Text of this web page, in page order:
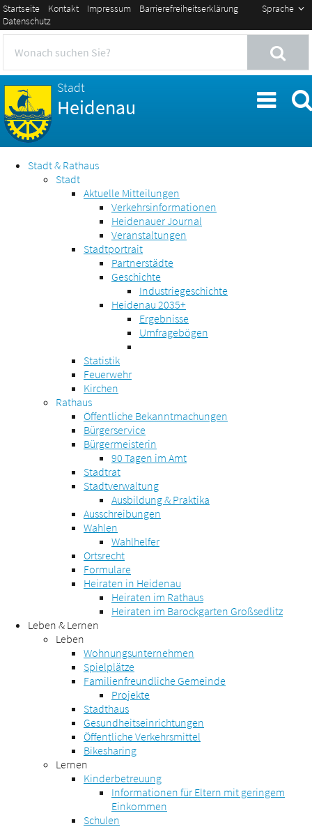
Sprache
Startseite Kontakt Impressum
Barrierefreiheitserklärung
Datenschutz
Stadt
Heidenau
Stadt & Rathaus
Stadt
Aktuelle Mitteilungen
Verkehrsinformationen
Heidenauer Journal
Veranstaltungen
Stadtportrait
Partnerstädte
Geschichte
Industriegeschichte
Heidenau 2035+
Ergebnisse
Umfragebögen
Statistik
Feuerwehr
Kirchen
Rathaus
Öffentliche Bekanntmachungen
Bürgerservice
Bürgermeisterin
90 Tagen im Amt
Stadtrat
Stadtverwaltung
Ausbildung & Praktika
Ausschreibungen
Wahlen
Wahlhelfer
Ortsrecht
Formulare
Heiraten in Heidenau
Heiraten im Rathaus
Heiraten im Barockgarten Großsedlitz
Leben & Lernen
Leben
Wohnungsunternehmen
Spielplätze
Familienfreundliche Gemeinde
Projekte
Stadthaus
Gesundheitseinrichtungen
Öffentliche Verkehrsmittel
Bikesharing
Lernen
Kinderbetreuung
Informationen für Eltern mit geringem
Einkommen
Schulen